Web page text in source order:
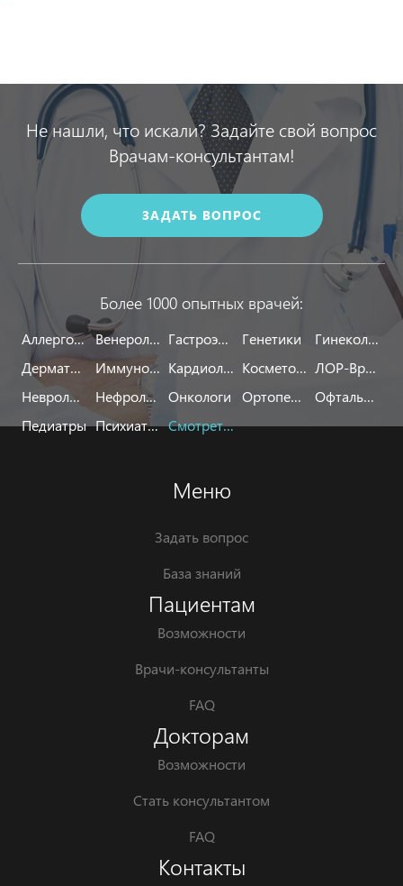
Не нашли, что искали? Задайте свой вопрос
Врачам-консультантам!
ЗАДАТЬ ВОПРОС
Более 1000 опытных врачей:
Аллергологи Венерологи Гастроэнтерологи Генетики
Гинекологи
Дерматологи
Иммунологи Кардиологи Косметологи
ЛОР-Врачи
Неврологи
Нефрологи Онкологи Ортопеды
Офтальмологи
Педиатры
Психиатры Смотреть все
Меню
Задать вопрос
База знаний
Пациентам
Возможности
Врачи-консультанты
FAQ
Докторам
Возможности
Стать консультантом
FAQ
Контакты